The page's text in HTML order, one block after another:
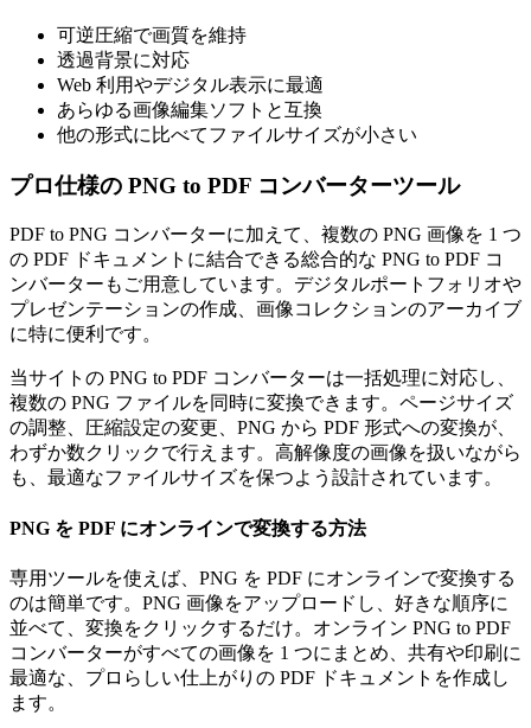
可逆圧縮で画質を維持
透過背景に対応
Web 利用やデジタル表示に最適
あらゆる画像編集ソフトと互換
他の形式に比べてファイルサイズが小さい
プロ仕様の PNG to PDF コンバーターツール
PDF to PNG コンバーターに加えて、複数の PNG 画像を 1 つ
の PDF ドキュメントに結合できる総合的な PNG to PDF コ
ンバーターもご用意しています。デジタルポートフォリオや
プレゼンテーションの作成、画像コレクションのアーカイブ
に特に便利です。
当サイトの PNG to PDF コンバーターは一括処理に対応し、
複数の PNG ファイルを同時に変換できます。ページサイズ
の調整、圧縮設定の変更、PNG から PDF 形式への変換が、
わずか数クリックで行えます。高解像度の画像を扱いながら
も、最適なファイルサイズを保つよう設計されています。
PNG を PDF にオンラインで変換する方法
専用ツールを使えば、PNG を PDF にオンラインで変換する
のは簡単です。PNG 画像をアップロードし、好きな順序に
並べて、変換をクリックするだけ。オンライン PNG to PDF
コンバーターがすべての画像を 1 つにまとめ、共有や印刷に
最適な、プロらしい仕上がりの PDF ドキュメントを作成し
ます。